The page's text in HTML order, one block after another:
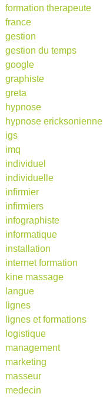
formation therapeute
france
gestion
gestion du temps
google
graphiste
greta
hypnose
hypnose ericksonienne
igs
imq
individuel
individuelle
infirmier
infirmiers
infographiste
informatique
installation
internet formation
kine massage
langue
lignes
lignes et formations
logistique
management
marketing
masseur
medecin